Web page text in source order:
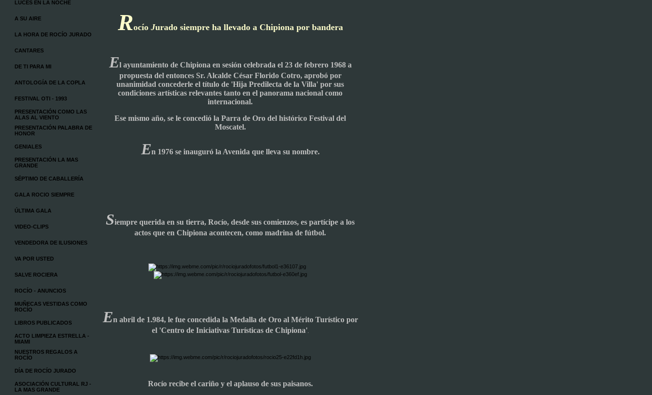
LUCES EN LA NOCHE
A SU AIRE
LA HORA DE ROCÍO JURADO
CANTARES
DE TI PARA MI
ANTOLOGÍA DE LA COPLA
FESTIVAL OTI - 1993
PRESENTACIÓN COMO LAS
ALAS AL VIENTO
PRESENTACIÓN PALABRA DE
HONOR
GENIALES
PRESENTACIÓN LA MAS
GRANDE
SÉPTIMO DE CABALLERÍA
GALA ROCIO SIEMPRE
ÚLTIMA GALA
VIDEO-CLIPS
VENDEDORA DE ILUSIONES
VA POR USTED
SALVE ROCIERA
ROCÍO - ANUNCIOS
MUÑECAS VESTIDAS COMO
ROCÍO
LIBROS PUBLICADOS
ACTO LIMPIEZA ESTRELLA -
MIAMI
NUESTROS REGALOS A
ROCÍO
DÍA DE ROCÍO JURADO
ASOCIACIÓN CULTURAL RJ -
LA MAS GRANDE
Rocío Jurado siempre ha llevado a Chipiona por bandera
El ayuntamiento de Chipiona en sesión celebrada el 23 de febrero 1968 a
propuesta del entonces Sr. Alcalde César Florido Cotro, aprobó por
unanimidad concederle el título de 'Hija Predilecta de la Villa' por sus
condiciones artísticas relevantes tanto en el panorama nacional como
internacional.
Ese mismo año, se le concedió la Parra de Oro del histórico Festival del
Moscatel.
En 1976 se inauguró la Avenida que lleva su nombre.
Siempre querida en su tierra, Rocío, desde sus comienzos, es partícipe a los
actos que en Chipiona acontecen, como madrina de fútbol.
En abril de 1.984, le fue concedida la Medalla de Oro al Mérito Turístico por
el 'Centro de Iniciativas Turísticas de Chipiona'
Rocío recibe el cariño y el aplauso de sus paisanos.